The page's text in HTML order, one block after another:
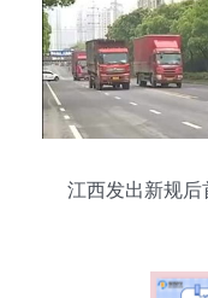
江西发出新规后